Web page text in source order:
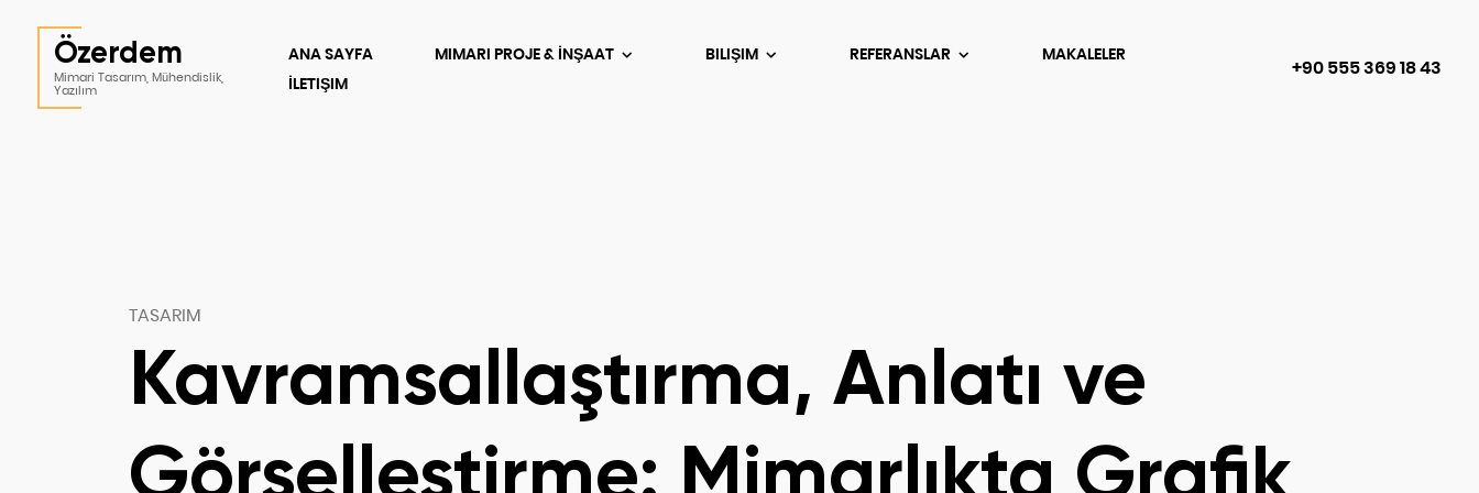
Özerdem
Mimari Tasarım, Mühendislik,
Yazılım
ANA SAYFA MIMARI PROJE & İNŞAAT BILIŞIM REFERANSLAR
MAKALELER
İLETIŞIM
+90 555 369 18 43
TASARIM
Kavramsallaştırma, Anlatı ve
Görselleştirme: Mimarlıkta Grafik